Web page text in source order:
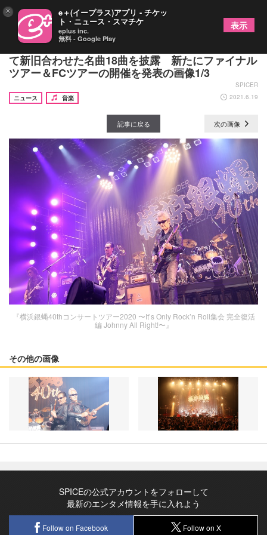
横浜銀蝿40th、ZEPP TOKYOツアーファイナルに
て新旧合わせた名曲18曲を披露 新たにファイナル
ツアー＆FCツアーの開催を発表の画像1/3
SPICER
ニュース
音楽 2021.6.19
記事に戻る 次の画像
『横浜銀蝿40thコンサートツアー2020 〜It’s Only Rock’n Roll集会 完全復活
編 Johnny All Right!〜』
その他の画像
SPICEの公式アカウントをフォローして
最新のエンタメ情報を手に入れよう
Follow on Facebook Follow on X
× e＋(イープラス)アプリ - チケッ
ト・ニュース・スマチケ
eplus inc.
無料 - Google Play
表示